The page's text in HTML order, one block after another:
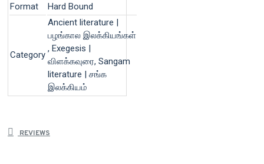
Format
Hard Bound
Category
Ancient literature |
பழங்கால இலக்கியங்கள்
, Exegesis |
விளக்கவுரை, Sangam
literature | சங்க
இலக்கியம்
REVIEWS